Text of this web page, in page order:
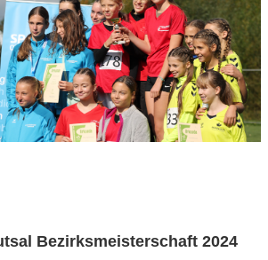
Bezirksmeisterschaft 2024